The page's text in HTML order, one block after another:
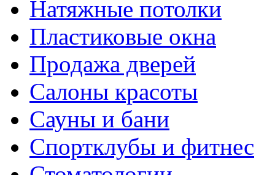
Натяжные потолки
Пластиковые окна
Продажа дверей
Салоны красоты
Сауны и бани
Спортклубы и фитнес